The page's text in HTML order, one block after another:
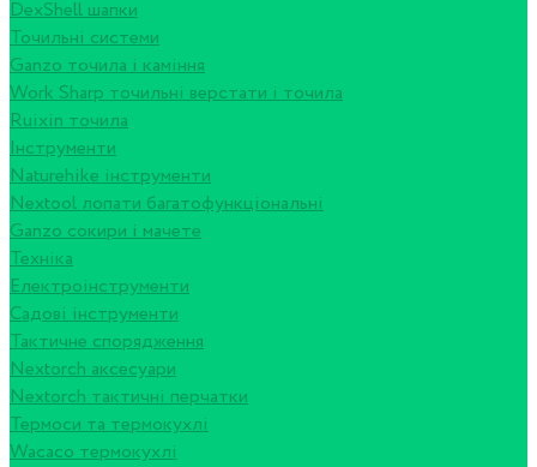
DexShell шапки
Точильні системи
Ganzo точила і каміння
Work Sharp точильні верстати і точила
Ruixin точила
Інструменти
Naturehike інструменти
Nextool лопати багатофункціональні
Ganzo сокири і мачете
Техніка
Електроінструменти
Садові інструменти
Тактичне спорядження
Nextorch аксесуари
Nextorch тактичні перчатки
Термоси та термокухлі
Wacaco термокухлі